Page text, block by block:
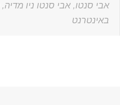
אבי סנטו,אבי סנטו ניו מדיה,
באינטרנט